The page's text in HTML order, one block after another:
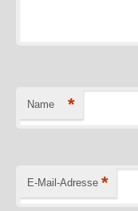
Name *
E-Mail-Adresse *